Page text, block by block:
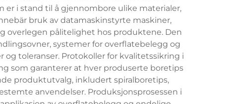
i stand til å gjennombore ulike materialer,
bruk av datamaskinstyrte maskiner,
overlegen pålitelighet hos produktene. Den
systemer for overflatebelegg og
toleranser. Protokoller for kvalitetssikring i
som garanterer at hver produserte boretips
produktutvalg, inkludert spiralboretips,
anvendelser. Produksjonsprosessen i